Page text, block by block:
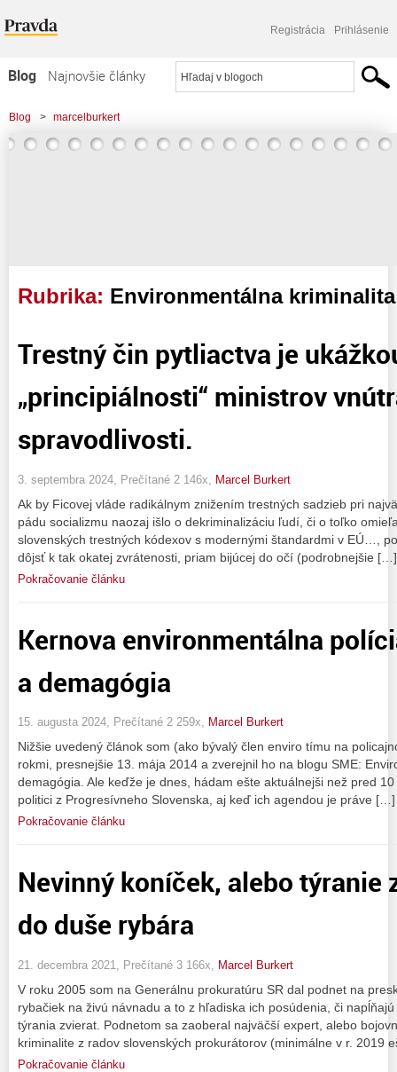
Registrácia Prihlásenie
Blog
Najnovšie články
Najčítanejšie články
Najkomentovanejšie články
Blog > marcelburkert
Rubrika: Environmentálna kriminalita
Trestný čin pytliactva je
„principiálnosti“ ministrov
spravodlivosti.
3. septembra 2024, Prečítané 2 146x, Marcel Burkert
Ak by Ficovej vláde radikálnym znižením trestných sadzieb pri
pádu socializmu naozaj išlo o dekriminalizáciu ľudí, či o toľko
slovenských trestných kódexov s modernými štandardmi v EÚ…,
dôjsť k tak okatej zvrátenosti, priam bijúcej do očí (podrobnejšie […]
Pokračovanie článku
Kernova environmentálna
a demagógia
15. augusta 2024, Prečítané 2 259x, Marcel Burkert
Nižšie uvedený článok som (ako bývalý člen enviro tímu na
rokmi, presnejšie 13. mája 2014 a zverejnil ho na blogu SME:
demagógia. Ale keďže je dnes, hádam ešte aktuálnejši než pred
politici z Progresívneho Slovenska, aj keď ich agendou je práve […]
Pokračovanie článku
Nevinný koníček, alebo týranie
do duše rybára
21. decembra 2021, Prečítané 3 166x, Marcel Burkert
V roku 2005 som na Generálnu prokuratúru SR dal podnet na
rybačiek na živú návnadu a to z hľadiska ich posúdenia, či
týrania zvierat. Podnetom sa zaoberal najväčší expert, alebo
kriminalite z radov slovenských prokurátorov (minimálne v r. 2019
Pokračovanie článku